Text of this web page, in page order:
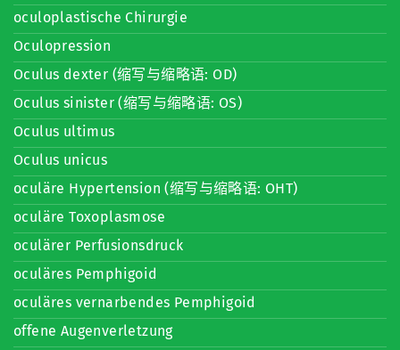
oculoplastische Chirurgie
Oculopression
Oculus dexter (缩写与缩略语: OD)
Oculus sinister (缩写与缩略语: OS)
Oculus ultimus
Oculus unicus
oculäre Hypertension (缩写与缩略语: OHT)
oculäre Toxoplasmose
oculärer Perfusionsdruck
oculäres Pemphigoid
oculäres vernarbendes Pemphigoid
offene Augenverletzung